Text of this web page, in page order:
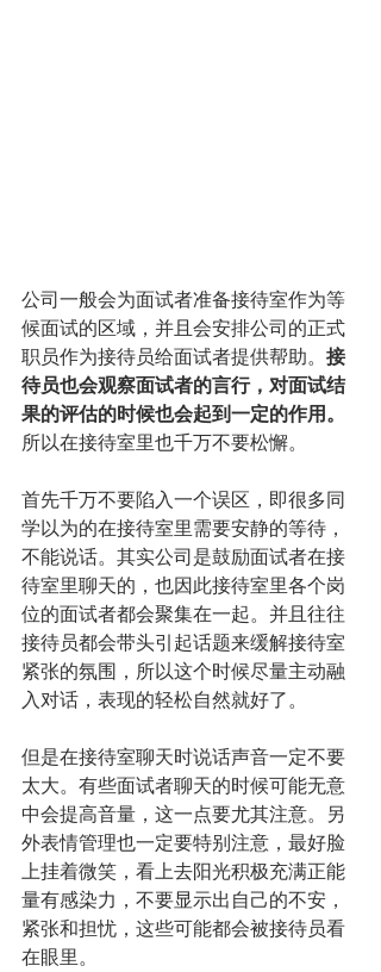
公司一般会为面试者准备接待室作为等
候面试的区域，并且会安排公司的正式
职员作为接待员给面试者提供帮助。 接
待员也会观察面试者的言行，对面试结
果的评估的时候也会起到一定的作用。
所以在接待室里也千万不要松懈。
首先千万不要陷入一个误区，即很多同
学以为的在接待室里需要安静的等待，
不能说话。其实公司是鼓励面试者在接
待室里聊天的，也因此接待室里各个岗
位的面试者都会聚集在一起。并且往往
接待员都会带头引起话题来缓解接待室
紧张的氛围，所以这个时候尽量主动融
入对话，表现的轻松自然就好了。
但是在接待室聊天时说话声音一定不要
太大。有些面试者聊天的时候可能无意
中会提高音量，这一点要尤其注意。另
外表情管理也一定要特别注意，最好脸
上挂着微笑，看上去阳光积极充满正能
量有感染力，不要显示出自己的不安，
紧张和担忧，这些可能都会被接待员看
在眼里。